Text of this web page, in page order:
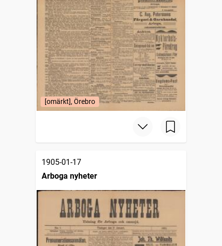
[omärkt], Örebro
1905-01-17
Arboga nyheter